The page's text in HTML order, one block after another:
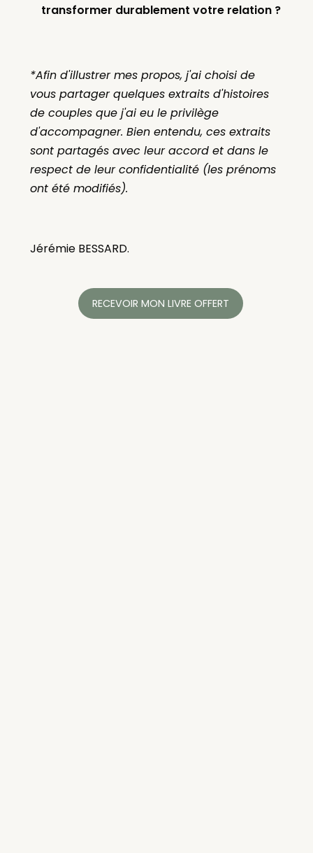
transformer durablement votre relation ?
*Afin d'illustrer mes propos, j'ai choisi de
vous partager quelques extraits d'histoires
de couples que j'ai eu le privilège
d'accompagner. Bien entendu, ces extraits
sont partagés avec leur accord et dans le
respect de leur confidentialité (les prénoms
ont été modifiés).
Jérémie BESSARD.
RECEVOIR MON LIVRE OFFERT